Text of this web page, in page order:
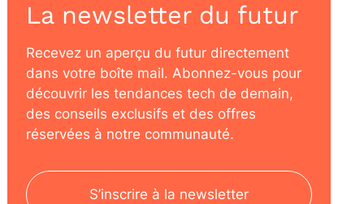
La newsletter du futur
Recevez un aperçu du futur directement
dans votre boîte mail. Abonnez-vous pour
découvrir les tendances tech de demain,
des conseils exclusifs et des offres
réservées à notre communauté.
S’inscrire à la newsletter